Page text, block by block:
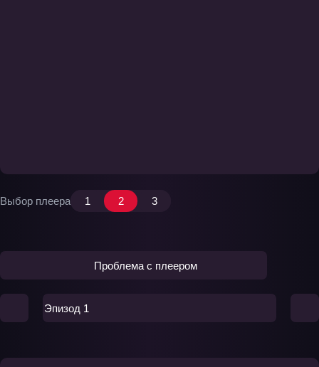
Выбор плеера 1 2 3
Проблема с плеером
Эпизод 1